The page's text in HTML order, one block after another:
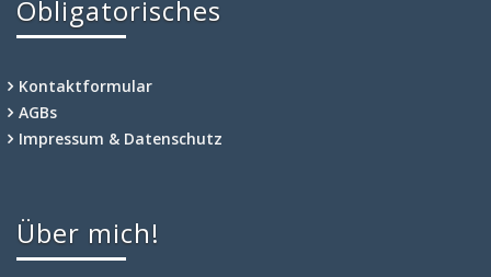
Obligatorisches
Kontaktformular
AGBs
Impressum & Datenschutz
Über mich!